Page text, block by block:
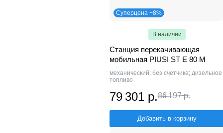
Суперцена −8%
В наличии
Станция перекачивающая
мобильная PIUSI ST E 80 M
механический; без счетчика; дизельное
топливо
79 301 р.86 197 р.
Добавить в корзину